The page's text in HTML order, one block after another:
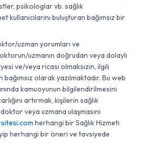
psikologlar vb. sağlık
buluşturan bağımsız bir
uzman yorumları ve
uzmanın doğrudan veya dolaylı
ve/veya ricası olmaksızın, ilgili
olarak yazılmaktadır. Bu web
kamuoyunun bilgilendirilmesini
artırmak, kişilerin sağlık
veya uzmana ulaşmasını
herhangi bir Sağlık Hizmeti
herhangi bir öneri ve tavsiyede